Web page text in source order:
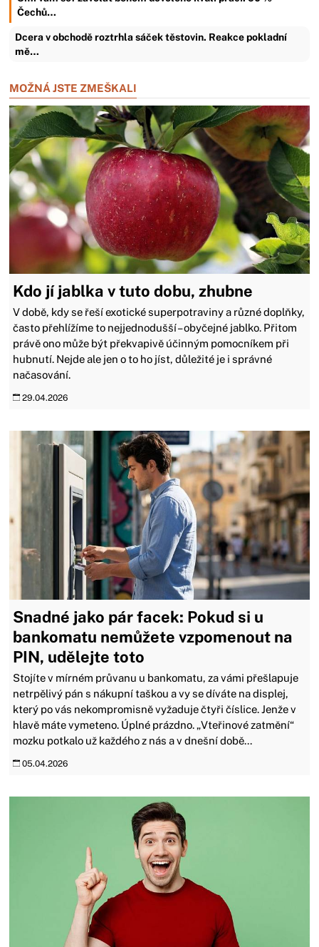
Čechů…
Dcera v obchodě roztrhla sáček těstovin. Reakce pokladní
mě…
MOŽNÁ JSTE ZMEŠKALI
Kdo jí jablka v tuto dobu, zhubne
V době, kdy se řeší exotické superpotraviny a různé doplňky,
často přehlížíme to nejjednodušší – obyčejné jablko. Přitom
právě ono může být překvapivě účinným pomocníkem při
hubnutí. Nejde ale jen o to ho jíst, důležité je i správné
načasování.
29.04.2026
Snadné jako pár facek: Pokud si u
bankomatu nemůžete vzpomenout na
PIN, udělejte toto
Stojíte v mírném průvanu u bankomatu, za vámi přešlapuje
netrpělivý pán s nákupní taškou a vy se díváte na displej,
který po vás nekompromisně vyžaduje čtyři číslice. Jenže v
hlavě máte vymeteno. Úplné prázdno. „Vteřinové zatmění“
mozku potkalo už každého z nás a v dnešní době...
05.04.2026